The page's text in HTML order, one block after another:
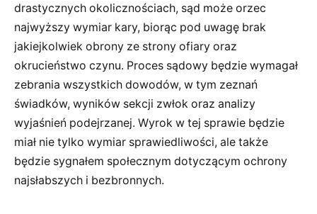
drastycznych okolicznościach, sąd może orzec
najwyższy wymiar kary, biorąc pod uwagę brak
jakiejkolwiek obrony ze strony ofiary oraz
okrucieństwo czynu. Proces sądowy będzie wymagał
zebrania wszystkich dowodów, w tym zeznań
świadków, wyników sekcji zwłok oraz analizy
wyjaśnień podejrzanej. Wyrok w tej sprawie będzie
miał nie tylko wymiar sprawiedliwości, ale także
będzie sygnałem społecznym dotyczącym ochrony
najsłabszych i bezbronnych.